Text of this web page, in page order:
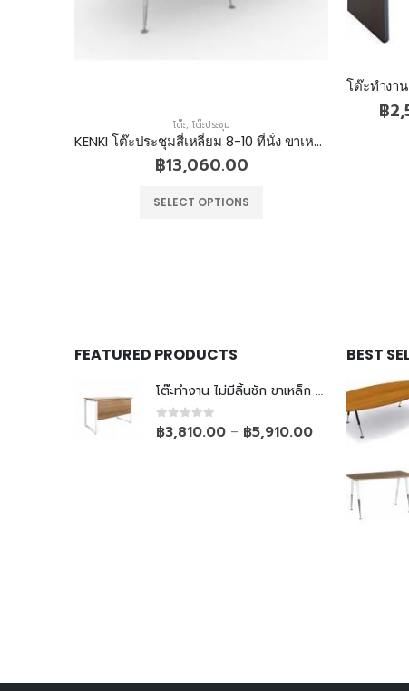
SELECT OPTIONS
FEATURED PRODUCTS
โต๊ะทำงาน ไม่มีลิ้นชัก ขาเหล็ก Top ยกลอย
0out of 5
฿3,810.00 – ฿5,910.00
BEST